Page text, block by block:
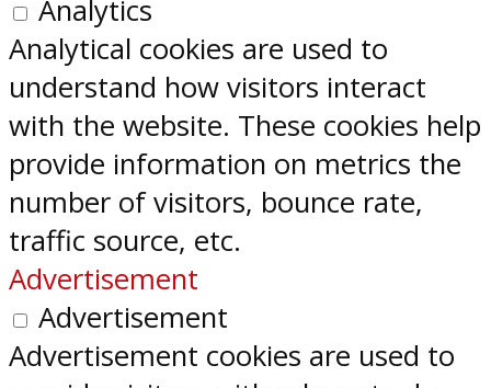
Analytics
Analytical cookies are used to
understand how visitors interact
with the website. These cookies help
provide information on metrics the
number of visitors, bounce rate,
traffic source, etc.
Advertisement
Advertisement
Advertisement cookies are used to